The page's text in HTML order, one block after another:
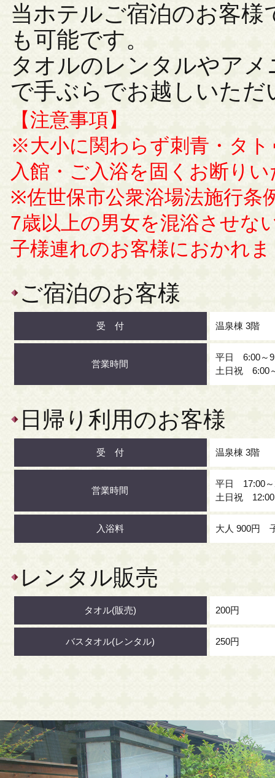
当ホテルご宿泊のお客
も可能です。
タオルのレンタルやア
で手ぶらでお越しいた
【注意事項】
※大小に関わらず刺青・タ
入館・ご入浴を固くお断り
※佐世保市公衆浴場法施行条
7歳以上の男女を混浴させな
子様連れのお客様におかれ
ご宿泊のお客様
受 付 温泉棟 3階
営業時間
平日 6:00～
土日祝 6:00
日帰り利用のお客様
受 付 温泉棟 3階
営業時間
平日 17:00～
土日祝 12:00
入浴料 大人 900円
レンタル販売
タオル(販売) 200円
バスタオル(レンタル) 250円